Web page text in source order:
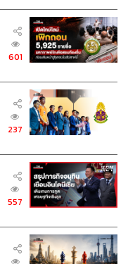
601
237
557